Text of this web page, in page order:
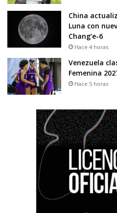
China
Luna con
Chang’e-6
Hace 4 horas
Venezuela
Femenina
Hace 5 horas